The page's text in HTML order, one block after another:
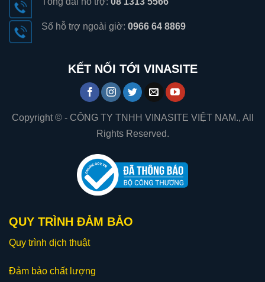
Số hỗ trợ ngoài giờ: 0966 64 8869
KẾT NỐI TỚI VINASITE
Copyright © - CÔNG TY TNHH VINASITE VIỆT NAM., All
Rights Reserved.
QUY TRÌNH ĐẢM BẢO
Quy trình dịch thuật
Đảm bảo chất lượng